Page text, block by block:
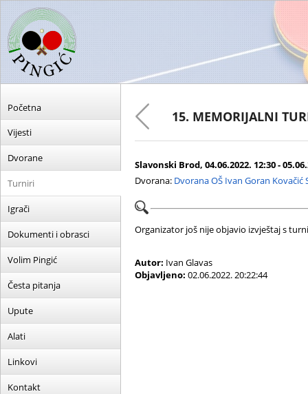
Početna
Vijesti
Dvorane
Turniri
Igrači
Dokumenti i obrasci
Volim Pingić
Česta pitanja
Upute
Alati
Linkovi
Kontakt
15. MEMORIJALNI
Slavonski Brod, 04.06.2022. 12:30 -
Dvorana: Dvorana OŠ Ivan Goran Kovačić
Organizator još nije objavio izvještaj s
Autor: Ivan Glavas
Objavljeno: 02.06.2022. 20:22:44